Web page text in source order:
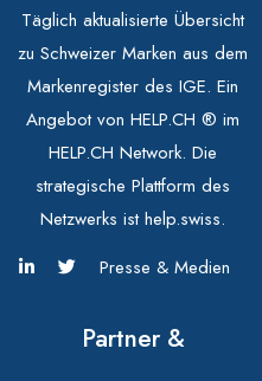
Täglich aktualisierte Übersicht
zu Schweizer Marken aus dem
Markenregister des IGE. Ein
Angebot von HELP.CH ® im
HELP.CH Network. Die
strategische Plattform des
Netzwerks ist help.swiss.
Presse & Medien
Partner &